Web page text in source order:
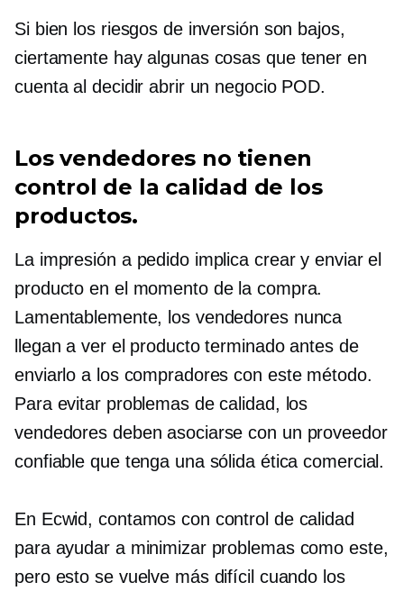
Si bien los riesgos de inversión son bajos,
ciertamente hay algunas cosas que tener en
cuenta al decidir abrir un negocio POD.
Los vendedores no tienen
control de la calidad de los
productos.
La impresión a pedido implica crear y enviar el
producto en el momento de la compra.
Lamentablemente, los vendedores nunca
llegan a ver el producto terminado antes de
enviarlo a los compradores con este método.
Para evitar problemas de calidad, los
vendedores deben asociarse con un proveedor
confiable que tenga una sólida ética comercial.
En Ecwid, contamos con control de calidad
para ayudar a minimizar problemas como este,
pero esto se vuelve más difícil cuando los